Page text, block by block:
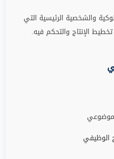
والشخصية الرئيسية التي
الإنتاج والتحكم فيه.
الوظيفي